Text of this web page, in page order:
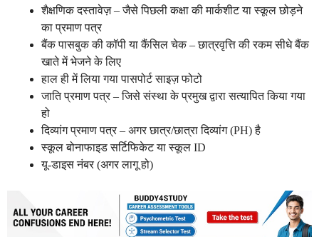
शैक्षणिक दस्तावेज़ – जैसे पिछली कक्षा की मार्कशीट या स्कूल छोड़ने
का प्रमाण पत्र
बैंक पासबुक की कॉपी या कैंसिल चेक – छात्रवृत्ति की रकम सीधे बैंक
खाते में भेजने के लिए
हाल ही में लिया गया पासपोर्ट साइज़ फोटो
जाति प्रमाण पत्र – जिसे संस्था के प्रमुख द्वारा सत्यापित किया गया
हो
दिव्यांग प्रमाण पत्र – अगर छात्र/छात्रा दिव्यांग (PH) है
स्कूल बोनाफाइड सर्टिफिकेट या स्कूल ID
यू-डाइस नंबर (अगर लागू हो)